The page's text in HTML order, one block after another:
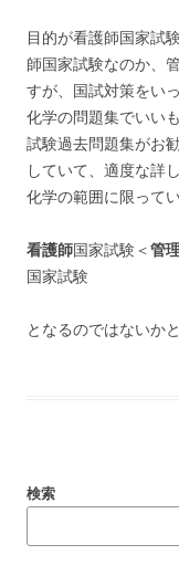
目的が看護師国家試
師国家試験なのか、
すが、国試対策をい
化学の問題集でいい
試験過去問題集がお
していて、適度な詳
化学の範囲に限って
看護師国家試験＜管
国家試験
となるのではないか
検索